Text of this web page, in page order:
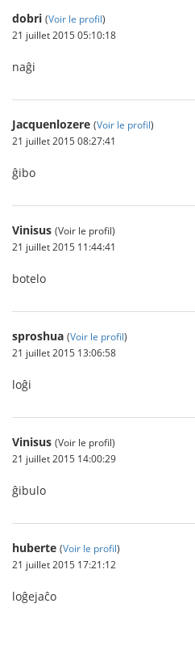
dobri (Voir le profil)
21 juillet 2015 05:10:18
naĝi
Jacquenlozere (Voir le profil)
21 juillet 2015 08:27:41
ĝibo
Vinisus (Voir le profil)
21 juillet 2015 11:44:41
botelo
sproshua (Voir le profil)
21 juillet 2015 13:06:58
loĝi
Vinisus (Voir le profil)
21 juillet 2015 14:00:29
ĝibulo
huberte (Voir le profil)
21 juillet 2015 17:21:12
loĝejaĉo